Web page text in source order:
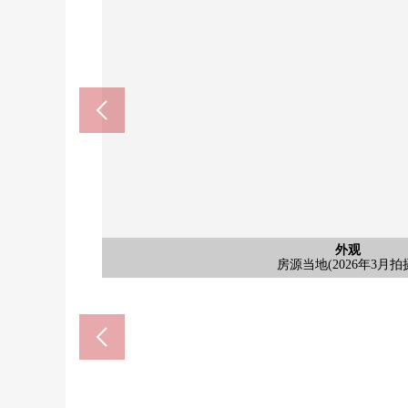
外观
房源当地(2026年3月拍
其他当地
房源当地(2026年3月拍
其他当地
房源当地(2026年3月拍
其他当地
房源当地(2026年3月拍
其他当地
房源当地(2026年3月拍
含有前面道路的外观
房源当地(2026年3月拍
其他当地
房源当地(2026年3月拍
其他当地
房源当地(2026年3月拍
含有前面道路的外观
房源当地(2026年3月拍
外观
房源当地(2026年3月拍
含有前面道路的外观
房源当地(2026年3月拍
厨房
收纳
厕所
公共汽车
洗脸
收纳
收纳
客厅
西式房间
MAMMY MART 3间山崎商店(
7-Eleven埼玉3间北投宿处店(
3间药妆店咳嗽店(约
智力竞赛gate浦和(约
浦和大东邮局(约
埼玉市立医院(约
在原的前面的公园(约
埼玉市立3间小学(约
埼玉市立3间中学(约